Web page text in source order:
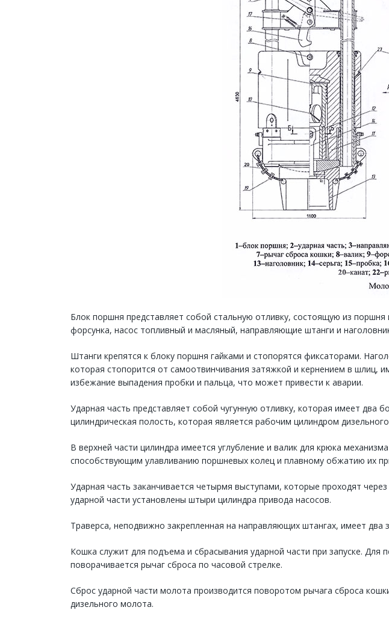
Блок поршня представляет собой стальную отливку, состоящую из
форсунка, насос топливный и масляный, направляющие штанги и
Штанги крепятся к блоку поршня гайками и стопорятся фиксаторами.
которая стопорится от самоотвинчивания затяжкой и кернением в шлиц,
избежание выпадения пробки и пальца, что может привести к аварии.
Ударная часть представляет собой чугунную отливку, которая имеет два
цилиндрическая полость, которая является рабочим цилиндром
В верхней части цилиндра имеется углубление и валик для крюка
способствующим улавливанию поршневых колец и плавному обжатию их
Ударная часть заканчивается четырмя выступами, которые проходят
ударной части установлены штыри цилиндра привода насосов.
Траверса, неподвижно закрепленная на направляющих штангах, имеет два
Кошка служит для подъема и сбрасывания ударной части при запуске.
поворачивается рычаг сброса по часовой стрелке.
Сброс ударной части молота производится поворотом рычага сброса
дизельного молота.